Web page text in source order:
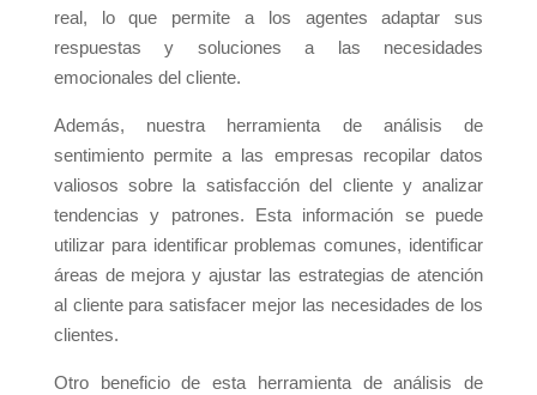
real, lo que permite a los agentes adaptar sus
respuestas y soluciones a las necesidades
emocionales del cliente.
Además, nuestra herramienta de análisis de
sentimiento permite a las empresas recopilar datos
valiosos sobre la satisfacción del cliente y analizar
tendencias y patrones. Esta información se puede
utilizar para identificar problemas comunes, identificar
áreas de mejora y ajustar las estrategias de atención
al cliente para satisfacer mejor las necesidades de los
clientes.
Otro beneficio de esta herramienta de análisis de